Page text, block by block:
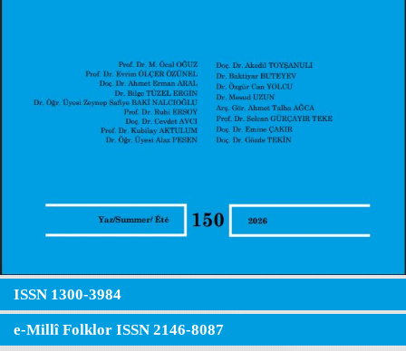
ISSN 1300-3984
e-Millî Folklor ISSN 2146-8087